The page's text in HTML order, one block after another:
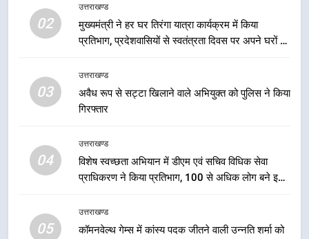
02
उत्तराखण्ड
मुख्यमंत्री ने हर घर तिरंगा यात्रा कार्यक्रम में किया
प्रतिभाग, प्रदेशवासियों से स्वतंत्रता दिवस पर अपने घरों में
03
उत्तराखण्ड
अवैध रूप से सट्टा खिलाने वाले अभियुक्त को पुलिस ने किया
गिरफ्तार
04
उत्तराखण्ड
विशेष स्वच्छता अभियान में डीएम एवं सचिव विधिक सेवा
प्राधिकरण ने किया प्रतिभाग, 100 से अधिक लोग बने इस
05
उत्तराखण्ड
कॉमनवेल्थ गेम्स में कांस्य पदक जीतने वाली उन्नति शर्मा को
उत्तराखण्ड
हर घर तिरंगा अभियान को जन-जन तक
पहुंचाने की तैयारी, 9 से 17 अगस्त तक
1